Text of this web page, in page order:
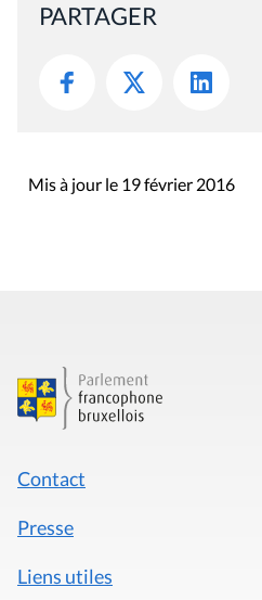
PARTAGER
Mis à jour le 19 février 2016
Contact
Presse
Liens utiles